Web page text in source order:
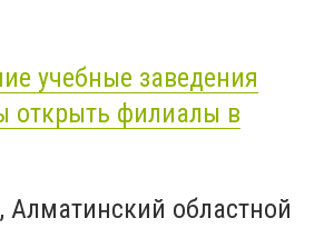
учебные заведения
открыть филиалы в
Алматинский областной